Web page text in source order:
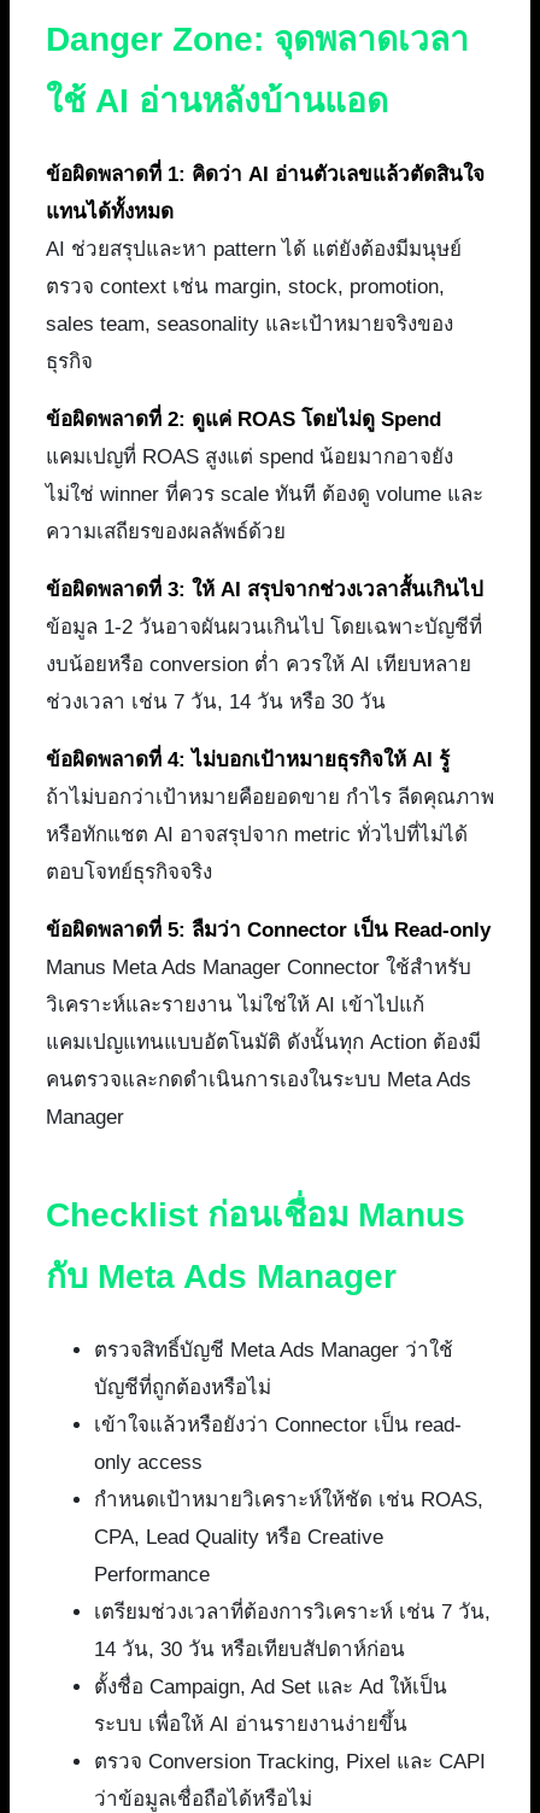
Danger Zone: จุดพลาดเวลา
ใช้ AI อ่านหลังบ้านแอด
ข้อผิดพลาดที่ 1: คิดว่า AI อ่านตัวเลขแล้วตัดสินใจ
แทนได้ทั้งหมด
AI ช่วยสรุปและหา pattern ได้ แต่ยังต้องมีมนุษย์
ตรวจ context เช่น margin, stock, promotion,
sales team, seasonality และเป้าหมายจริงของ
ธุรกิจ
ข้อผิดพลาดที่ 2: ดูแค่ ROAS โดยไม่ดู Spend
แคมเปญที่ ROAS สูงแต่ spend น้อยมากอาจยัง
ไม่ใช่ winner ที่ควร scale ทันที ต้องดู volume และ
ความเสถียรของผลลัพธ์ด้วย
ข้อผิดพลาดที่ 3: ให้ AI สรุปจากช่วงเวลาสั้นเกินไป
ข้อมูล 1-2 วันอาจผันผวนเกินไป โดยเฉพาะบัญชีที่
งบน้อยหรือ conversion ต่ำ ควรให้ AI เทียบหลาย
ช่วงเวลา เช่น 7 วัน, 14 วัน หรือ 30 วัน
ข้อผิดพลาดที่ 4: ไม่บอกเป้าหมายธุรกิจให้ AI รู้
ถ้าไม่บอกว่าเป้าหมายคือยอดขาย กำไร ลีดคุณภาพ
หรือทักแชต AI อาจสรุปจาก metric ทั่วไปที่ไม่ได้
ตอบโจทย์ธุรกิจจริง
ข้อผิดพลาดที่ 5: ลืมว่า Connector เป็น Read-only
Manus Meta Ads Manager Connector ใช้สำหรับ
วิเคราะห์และรายงาน ไม่ใช่ให้ AI เข้าไปแก้
แคมเปญแทนแบบอัตโนมัติ ดังนั้นทุก Action ต้องมี
คนตรวจและกดดำเนินการเองในระบบ Meta Ads
Manager
Checklist ก่อนเชื่อม Manus
กับ Meta Ads Manager
ตรวจสิทธิ์บัญชี Meta Ads Manager ว่าใช้
บัญชีที่ถูกต้องหรือไม่
เข้าใจแล้วหรือยังว่า Connector เป็น read-
only access
กำหนดเป้าหมายวิเคราะห์ให้ชัด เช่น ROAS,
CPA, Lead Quality หรือ Creative
Performance
เตรียมช่วงเวลาที่ต้องการวิเคราะห์ เช่น 7 วัน,
14 วัน, 30 วัน หรือเทียบสัปดาห์ก่อน
ตั้งชื่อ Campaign, Ad Set และ Ad ให้เป็น
ระบบ เพื่อให้ AI อ่านรายงานง่ายขึ้น
ตรวจ Conversion Tracking, Pixel และ CAPI
ว่าข้อมูลเชื่อถือได้หรือไม่